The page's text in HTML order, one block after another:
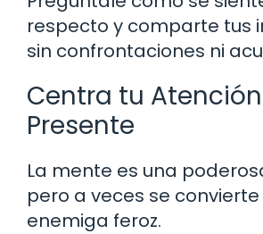
respecto y comparte tus
sin confrontaciones ni
Centra tu
Presente
La mente es una
pero a veces se
enemiga feroz.